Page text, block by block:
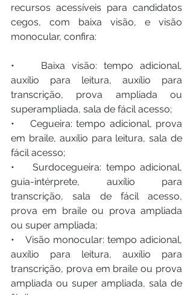
recursos acessíveis para candidatos
cegos, com baixa visão, e visão
monocular, confira:
•    Baixa visão: tempo adicional,
auxílio para leitura, auxílio para
transcrição, prova ampliada ou
superampliada, sala de fácil acesso;
•    Cegueira: tempo adicional, prova
em braile, auxílio para leitura, sala de
fácil acesso;
•    Surdocegueira: tempo adicional,
guia-intérprete, auxílio para
transcrição, sala de fácil acesso,
prova em braile ou prova ampliada
ou super ampliada;
•    Visão monocular: tempo adicional,
auxílio para leitura, auxílio para
transcrição, prova em braile ou prova
ampliada ou super ampliada, sala de